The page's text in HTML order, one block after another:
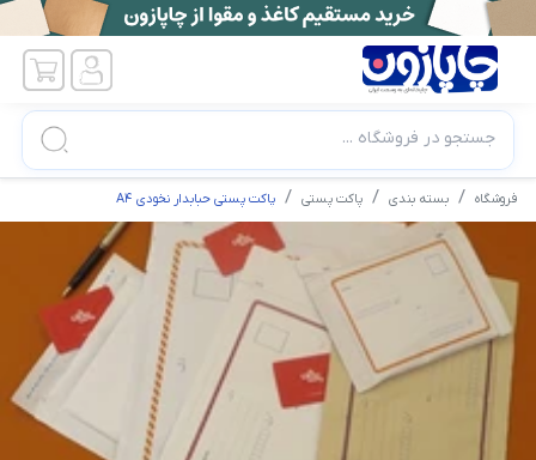
جستجو در فروشگاه ...
فروشگاه بسته بندی پاکت پستی پاکت پستی حبابدار نخودی A4